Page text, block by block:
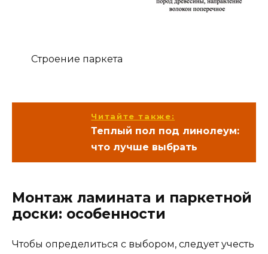
Строение паркета
Читайте также:
Теплый пол под линолеум:
что лучше выбрать
Монтаж ламината и паркетной
доски: особенности
Чтобы определиться с выбором, следует учесть